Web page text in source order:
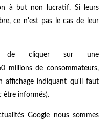
à but non lucratif. Si leurs
ce n'est pas le cas de leur
de cliquer sur une
millions de consommateurs,
affichage indiquant qu'il faut
être informés).
Google nous sommes